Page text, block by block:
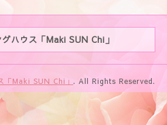
グハウス「Maki SUN Chi」
「Maki SUN Chi」 . All Rights Reserved.